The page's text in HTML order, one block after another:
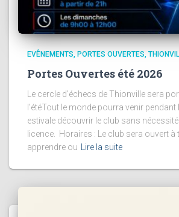
EVÊNEMENTS PORTES OUVERTES
Portes Ouvertes été 2026
Le cercle d’échecs de Thionville sera
l’étéTout le monde pourra venir pendant
estivale découvrir le club sans
licence. Horaires : Le club sera ouvert à
apprendre ou
Lire la suite